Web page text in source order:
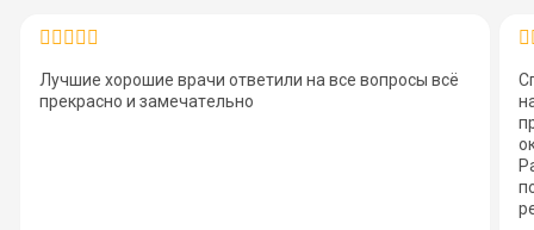
Лучшие хорошие врачи ответили на все вопросы всё
прекрасно и замечательно